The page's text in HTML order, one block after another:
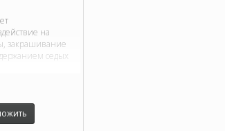
на
закрашивание
седых